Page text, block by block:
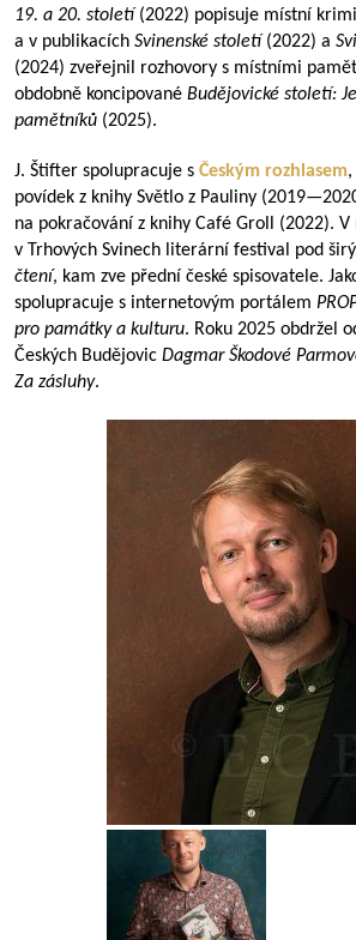
19. a 20. století (2022) popisuje místní
a v publikacích Svinenské století (2022) a
(2024) zveřejnil rozhovory s místními
obdobně koncipované Budějovické století:
pamětníků (2025).
J. Štifter spolupracuje s Českým rozhlasem
povídek z knihy Světlo z Pauliny (
na pokračování z knihy Café Groll (2022). V
v Trhových Svinech literární festival pod
čtení, kam zve přední české spisovatele.
spolupracuje s internetovým portálem
pro památky a kulturu. Roku 2025 obdržel
Českých Budějovic Dagmar Škodové
Za zásluhy.